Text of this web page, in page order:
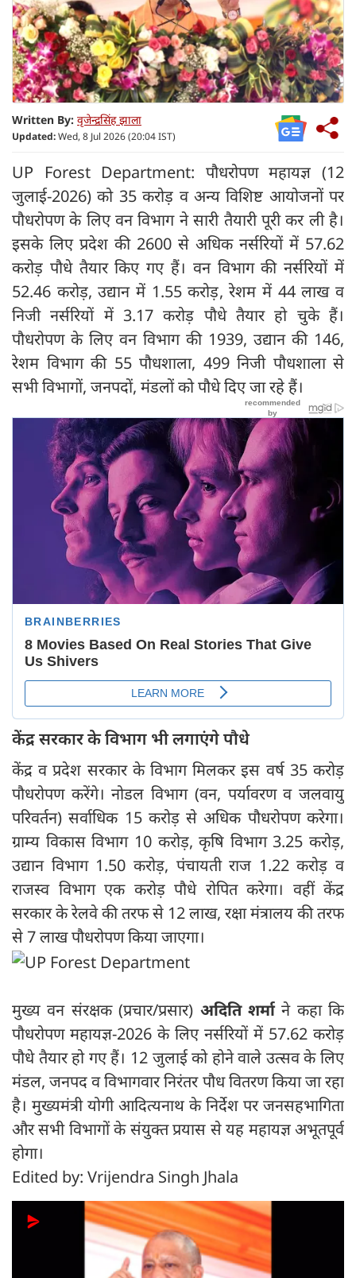
Written By: वृजेन्द्रसिंह झाला
Updated:Wed, 8 Jul 2026 (20:04 IST)
UP Forest Department: पौधरोपण महायज्ञ (12
जुलाई-2026) को 35 करोड़ व अन्य विशिष्ट आयोजनों पर
पौधरोपण के लिए वन विभाग ने सारी तैयारी पूरी कर ली है।
इसके लिए प्रदेश की 2600 से अधिक नर्सरियों में 57.62
करोड़ पौधे तैयार किए गए हैं। वन विभाग की नर्सरियों में
52.46 करोड़, उद्यान में 1.55 करोड़, रेशम में 44 लाख व
निजी नर्सरियों में 3.17 करोड़ पौधे तैयार हो चुके हैं।
पौधरोपण के लिए वन विभाग की 1939, उद्यान की 146,
रेशम विभाग की 55 पौधशाला, 499 निजी पौधशाला से
सभी विभागों, जनपदों, मंडलों को पौधे दिए जा रहे हैं।
केंद्र सरकार के विभाग भी लगाएंगे पौधे
केंद्र व प्रदेश सरकार के विभाग मिलकर इस वर्ष 35 करोड़
पौधरोपण करेंगे। नोडल विभाग (वन, पर्यावरण व जलवायु
परिवर्तन) सर्वाधिक 15 करोड़ से अधिक पौधरोपण करेगा।
ग्राम्य विकास विभाग 10 करोड़, कृषि विभाग 3.25 करोड़,
उद्यान विभाग 1.50 करोड़, पंचायती राज 1.22 करोड़ व
राजस्व विभाग एक करोड़ पौधे रोपित करेगा। वहीं केंद्र
सरकार के रेलवे की तरफ से 12 लाख, रक्षा मंत्रालय की तरफ
से 7 लाख पौधरोपण किया जाएगा।
मुख्य वन संरक्षक (प्रचार/प्रसार) अदिति शर्माने कहा कि
पौधरोपण महायज्ञ-2026 के लिए नर्सरियों में 57.62 करोड़
पौधे तैयार हो गए हैं। 12 जुलाई को होने वाले उत्सव के लिए
मंडल, जनपद व विभागवार निरंतर पौध वितरण किया जा रहा
है। मुख्यमंत्री योगी आदित्यनाथ के निर्देश पर जनसहभागिता
और सभी विभागों के संयुक्त प्रयास से यह महायज्ञ अभूतपूर्व
होगा।
Edited by: Vrijendra Singh Jhala